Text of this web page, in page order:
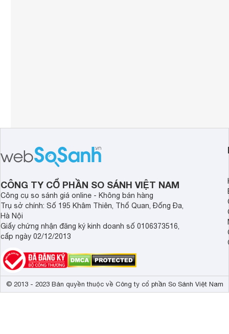
CÔNG TY CỔ PHẦN SO SÁNH VIỆT NAM
Công cụ so sánh giá online - Không bán hàng
Trụ sở chính: Số 195 Khâm Thiên, Thổ Quan, Đống Đa,
Hà Nội
Giấy chứng nhận đăng ký kinh doanh số 0106373516,
cấp ngày 02/12/2013
© 2013 - 2023 Bản quyền thuộc về Công ty cổ phần So Sánh Việt Nam